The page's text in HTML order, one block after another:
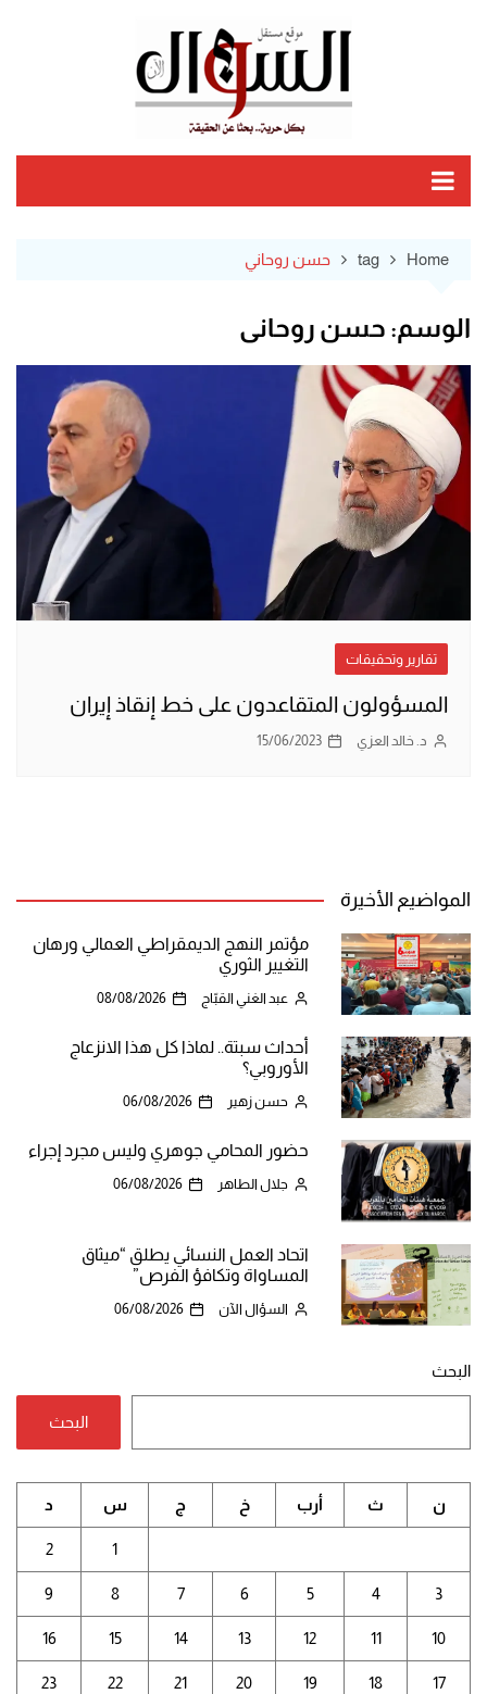
Home
tag حسن روحاني
الوسم: حسن روحاني
تقارير وتحقيقات
المسؤولون المتقاعدون على خط إنقاذ إيران
د. خالد العزي 15/06/2023
المواضيع الأخيرة
مؤتمر النهج الديمقراطي العمالي ورهان
التغيير الثوري
عبد الغني القبّاج 08/08/2026
أحداث سبتة.. لماذا كل هذا الانزعاج
الأوروبي؟
حسن زهير 06/08/2026
حضور المحامي جوهري وليس مجرد إجراء
جلال الطاهر 06/08/2026
اتحاد العمل النسائي يطلق “ميثاق
المساواة وتكافؤ الفرص”
السؤال الآن 06/08/2026
البحث
البحث
ن ث أرب خ ج س د
1
2
3
4
5
6
7
8
9
10
11
12
13
14
15
16
17
18
19
20
21
22
23